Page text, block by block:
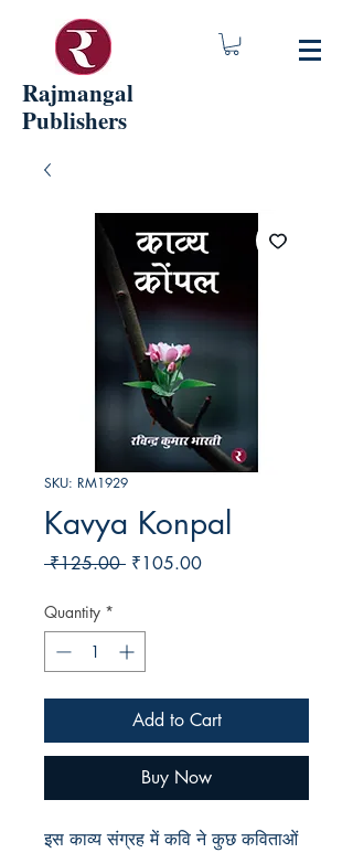
Rajmangal
Publishers
SKU: RM1929
Kavya Konpal
₹125.00 Regular
₹105.00Sale
Quantity *
Add to Cart
Buy Now
इस काव्य संग्रह में कवि ने कुछ कविताओं